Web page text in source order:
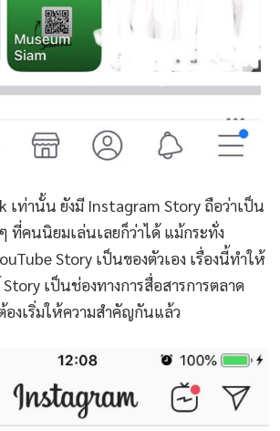
เท่านั้น ยังมี Instagram Story ถือว่าเป็น
ที่คนนิยมเล่นเลยก็ว่าได้ แม้กระทั่ง
Story เป็นของตัวเอง เรื่องนี้ทำให้
Story เป็นช่องทางการสื่อสารการตลาด
งเริ่มให้ความสำคัญกันแล้ว